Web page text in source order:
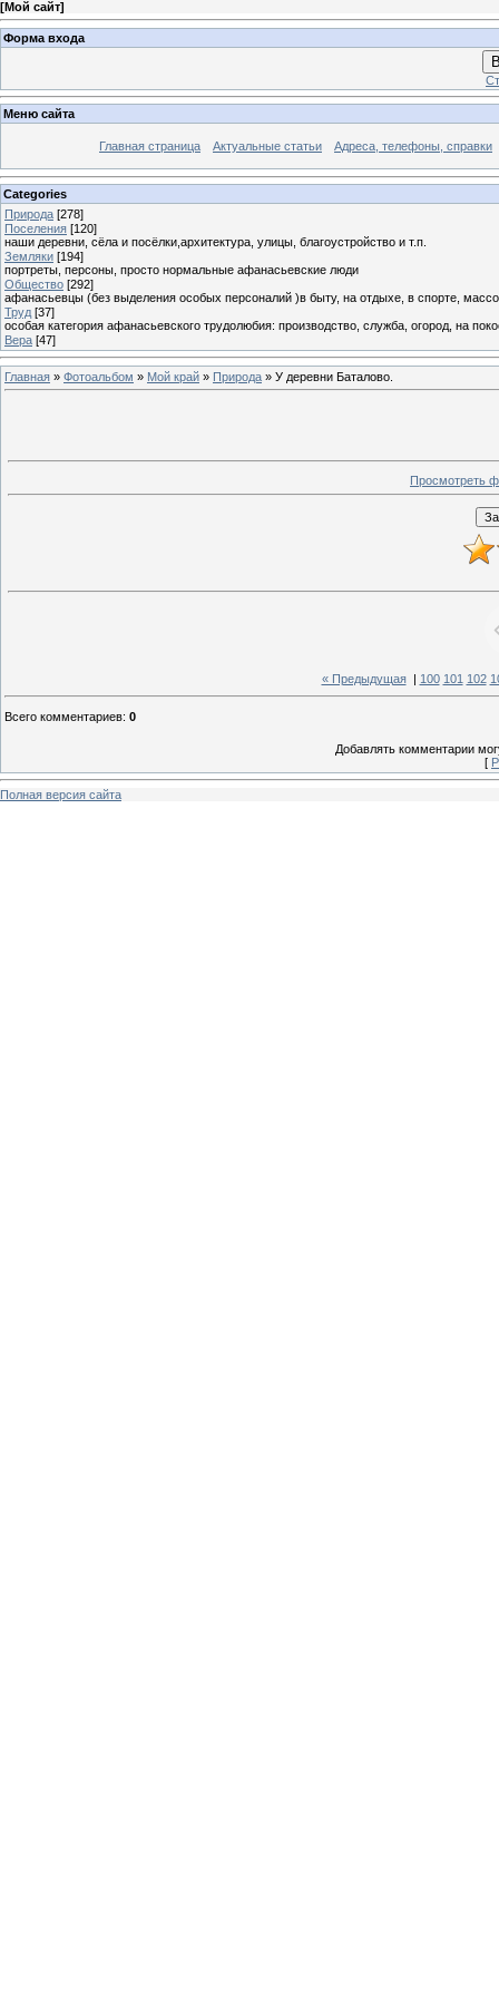
[Мой сайт]
Форма входа
Меню сайта
Главная страница Актуальные статьи Адреса, телефоны, справки
Categories
Природа [278]
Поселения [120]
наши деревни, сёла и посёлки,архитектура, улицы, благоустройство и т.п.
Земляки [194]
портреты, персоны, просто нормальные афанасьевские люди
Общество [292]
афанасьевцы (без выделения особых персоналий )в быту, на отдыхе, в спорте,
Труд [37]
особая категория афанасьевского трудолюбия: производство, служба, огород, на
Вера [47]
Главная » Фотоальбом » Мой край » Природа » У деревни Баталово.
Просмотреть
« Предыдущая| 100 101 102
Всего комментариев: 0
Добавлять комментарии
[
Полная версия сайта